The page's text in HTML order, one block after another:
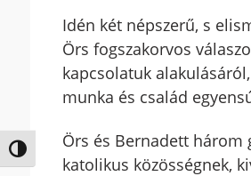
Nagy kontraszt váltása
Idén két népszerű, s
Örs fogszakorvos
kapcsolatuk
munka és család
Örs és Bernadett három
katolikus közösségnek,